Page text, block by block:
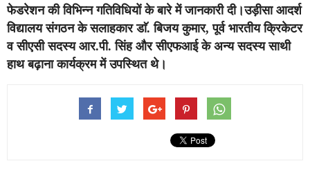
फेडरेशन की विभिन्न गतिविधियों के बारे में जानकारी दी।उड़ीसा आदर्श
विद्यालय संगठन के सलाहकार डाॅ. बिजय कुमार, पूर्व भारतीय क्रिकेटर
व सीएसी सदस्य आर.पी. सिंह और सीएफआई के अन्य सदस्य साथी
हाथ बढ़ाना कार्यक्रम में उपस्थित थे।